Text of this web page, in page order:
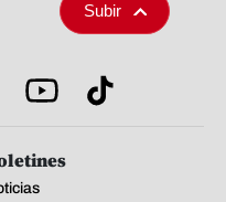
Subir